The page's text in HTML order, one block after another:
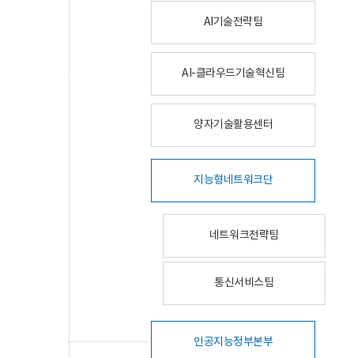
AI기술전략팀
AI-클라우드기술혁신팀
양자기술활용센터
지능형네트워크단
네트워크전략팀
통신서비스팀
인공지능정부본부